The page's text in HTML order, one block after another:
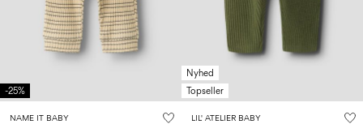
-25%
NAME IT BABY
Nyhed
Topseller
LIL' ATELIER BABY